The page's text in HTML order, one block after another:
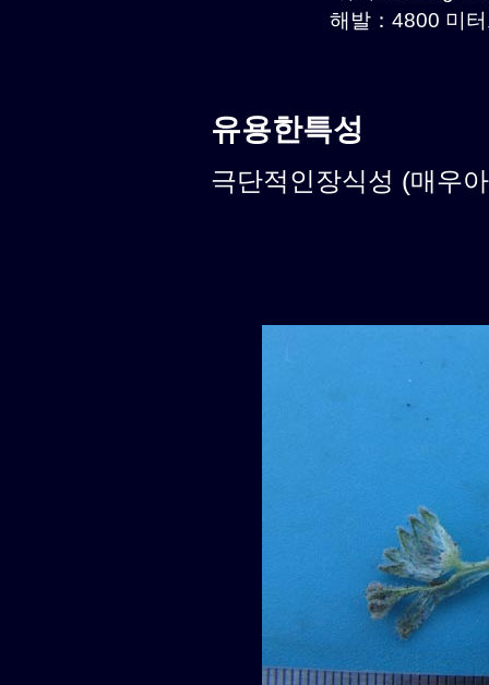
해발：4800 미
유용한특성
극단적인장식성 (매우